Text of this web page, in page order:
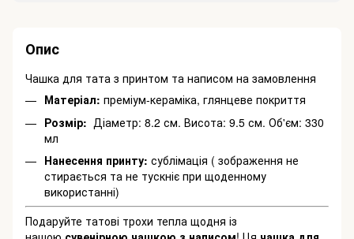
Опис
Чашка для тата з принтом та написом на замовлення
Матеріал: преміум-кераміка, глянцеве покриття
Розмір: Діаметр: 8.2 см. Висота: 9.5 см. Об'єм: 330
мл
Нанесення принту: сублімація ( зображення не
стирається та не тускніє при щоденному
використанні)
Подаруйте татові трохи тепла щодня із